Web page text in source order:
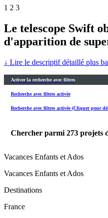
1 2 3
Le telescope Swift
d'apparition de
↓ Lire le descriptif détaillé plus
Activer la recherche avec filtres
Recherche avec filtres activée
Recherche avec filtres activée (Cliquer pour
Chercher parmi 273 projets
Vacances Enfants et Ados
Vacances Enfants et Ados
Destinations
France